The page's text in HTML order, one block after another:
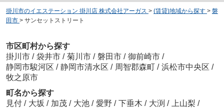
掛川市のイエステーション 掛川店 株式会社アーガス > (賃貸)地域から探す > 磐
田市 > サンセットストリート
市区町村から探す
掛川市 / 袋井市 / 菊川市 / 磐田市 / 御前崎市 /
静岡市駿河区 / 静岡市清水区 / 周智郡森町 / 浜松市中央区 /
牧之原市
町名から探す
見付 / 大坂 / 加茂 / 大池 / 愛野 / 下垂木 / 大渕 / 上山梨 /